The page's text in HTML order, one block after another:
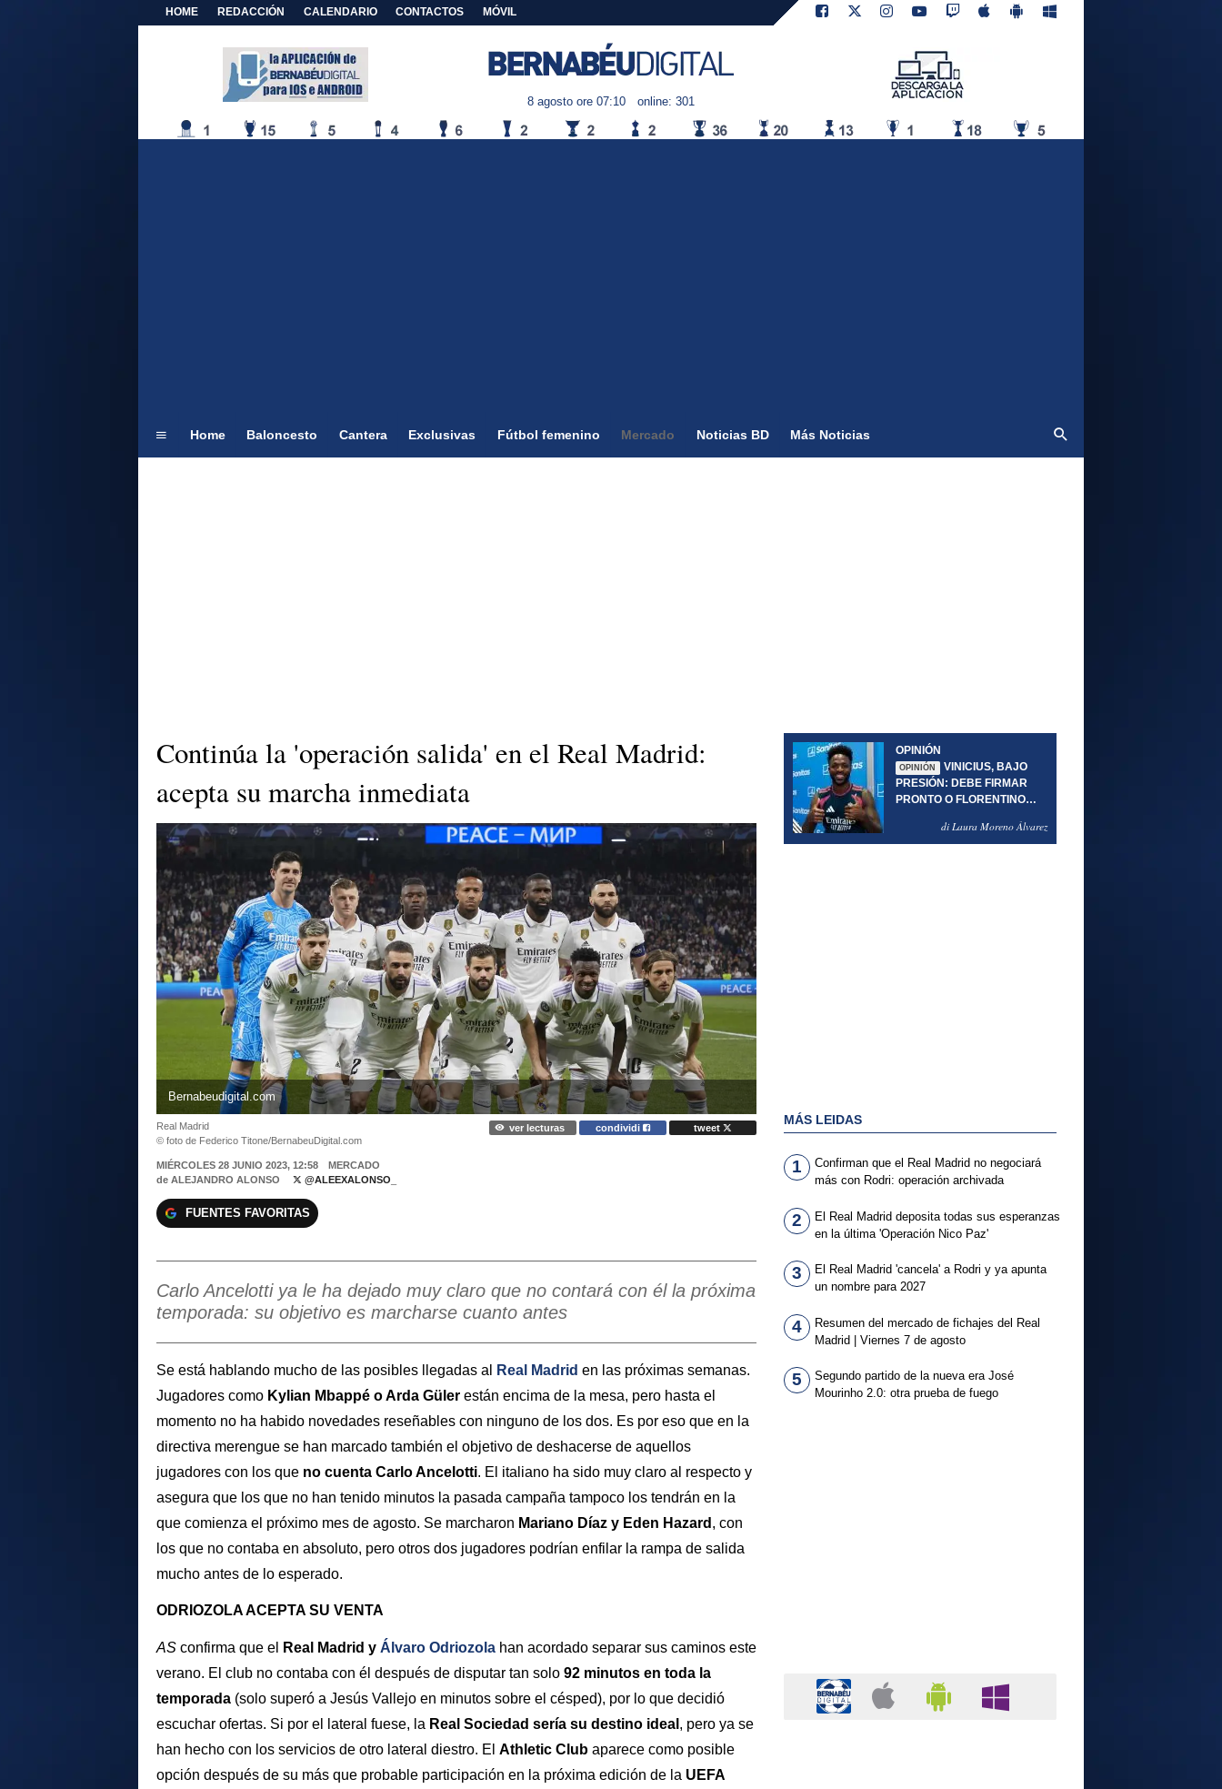
HOME REDACCIÓN CALENDARIO CONTACTOS MÓVIL
8 agosto ore 07:10 online: 301
Home Baloncesto Cantera Exclusivas Fútbol femenino Mercado Noticias BD Más Noticias
Continúa la 'operación salida' en el Real Madrid:
acepta su marcha inmediata
Bernabeudigital.com
Real Madrid
© foto de Federico Titone/BernabeuDigital.com
ver lecturas condividi tweet
MIÉRCOLES 28 JUNIO 2023, 12:58
MERCADO
de ALEJANDRO ALONSO @ALEEXALONSO_
FUENTES FAVORITAS
Carlo Ancelotti ya le ha dejado muy claro que no contará con él la próxima
temporada: su objetivo es marcharse cuanto antes
Se está hablando mucho de las posibles llegadas al Real Madrid en las próximas semanas.
Jugadores como Kylian Mbappé o Arda Güler están encima de la mesa, pero hasta el
momento no ha habido novedades reseñables con ninguno de los dos. Es por eso que en la
directiva merengue se han marcado también el objetivo de deshacerse de aquellos
jugadores con los que no cuenta Carlo Ancelotti. El italiano ha sido muy claro al respecto y
asegura que los que no han tenido minutos la pasada campaña tampoco los tendrán en la
que comienza el próximo mes de agosto. Se marcharon Mariano Díaz y Eden Hazard , con
los que no contaba en absoluto, pero otros dos jugadores podrían enfilar la rampa de salida
mucho antes de lo esperado.
ODRIOZOLA ACEPTA SU VENTA
AS confirma que el Real Madrid y Álvaro Odriozola han acordado separar sus caminos este
verano. El club no contaba con él después de disputar tan solo 92 minutos en toda la
temporada (solo superó a Jesús Vallejo en minutos sobre el césped), por lo que decidió
escuchar ofertas. Si por el lateral fuese, la Real Sociedad sería su destino ideal , pero ya se
han hecho con los servicios de otro lateral diestro. El Athletic Club aparece como posible
opción después de su más que probable participación en la próxima edición de la UEFA
OPINIÓN
OPINIÓN
VINICIUS, BAJO
PRESIÓN: DEBE FIRMAR
PRONTO O FLORENTINO
di Laura Moreno Álvarez
MÁS LEIDAS
1
Confirman que el Real Madrid no negociará
más con Rodri: operación archivada
2
El Real Madrid deposita todas sus esperanzas
en la última 'Operación Nico Paz'
3
El Real Madrid 'cancela' a Rodri y ya apunta
un nombre para 2027
4
Resumen del mercado de fichajes del Real
Madrid | Viernes 7 de agosto
5
Segundo partido de la nueva era José
Mourinho 2.0: otra prueba de fuego